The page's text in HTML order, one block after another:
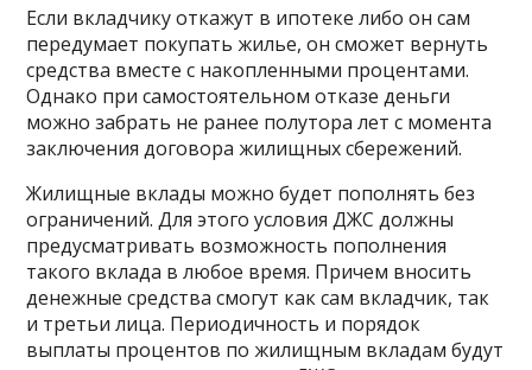
Если вкладчику откажут в ипотеке либо он сам
передумает покупать жилье, он сможет вернуть
средства вместе с накопленными процентами.
Однако при самостоятельном отказе деньги
можно забрать не ранее полутора лет с момента
заключения договора жилищных сбережений.
Жилищные вклады можно будет пополнять без
ограничений. Для этого условия ДЖС должны
предусматривать возможность пополнения
такого вклада в любое время. Причем вносить
денежные средства смогут как сам вкладчик, так
и третьи лица. Периодичность и порядок
выплаты процентов по жилищным вкладам будут